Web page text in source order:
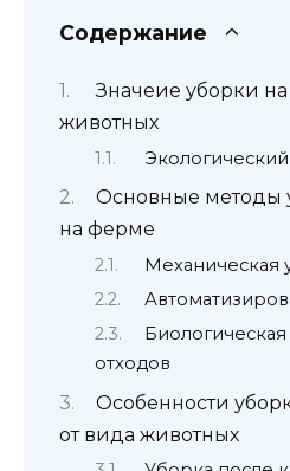
Содержание
Значеие уборки
животных
Основные методы
на ферме
Механическая
отходов
Особенности
от вида животных